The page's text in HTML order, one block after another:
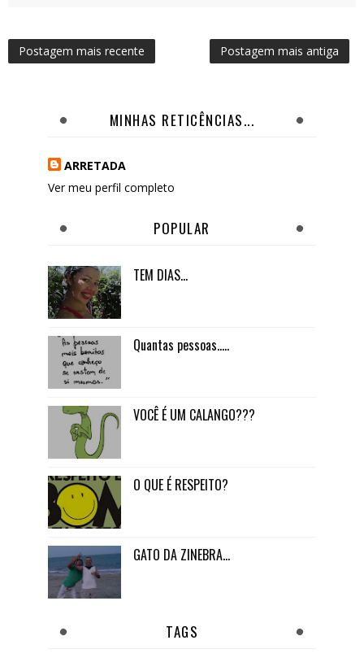
Postagem mais recente Postagem mais antiga
MINHAS RETICÊNCIAS...
ARRETADA
Ver meu perfil completo
POPULAR
TEM DIAS...
Quantas pessoas.....
VOCÊ É UM CALANGO???
O QUE É RESPEITO?
GATO DA ZINEBRA...
TAGS